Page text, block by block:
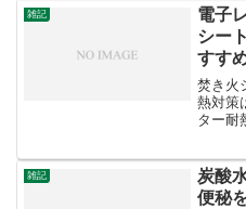
躍を描
の紹...
雑記
電子
シー
すす
焚き火
熱対策
ター耐
スパッ
炎 溶
雑記
炭酸
便秘